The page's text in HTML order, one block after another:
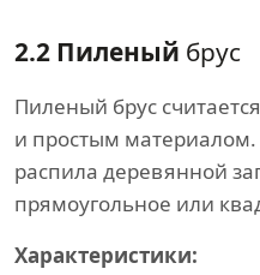
2.2 Пиленый брус
Пиленый брус
и простым
распила деревянной
прямоугольное или
Характеристики: